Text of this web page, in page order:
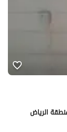
الرياض